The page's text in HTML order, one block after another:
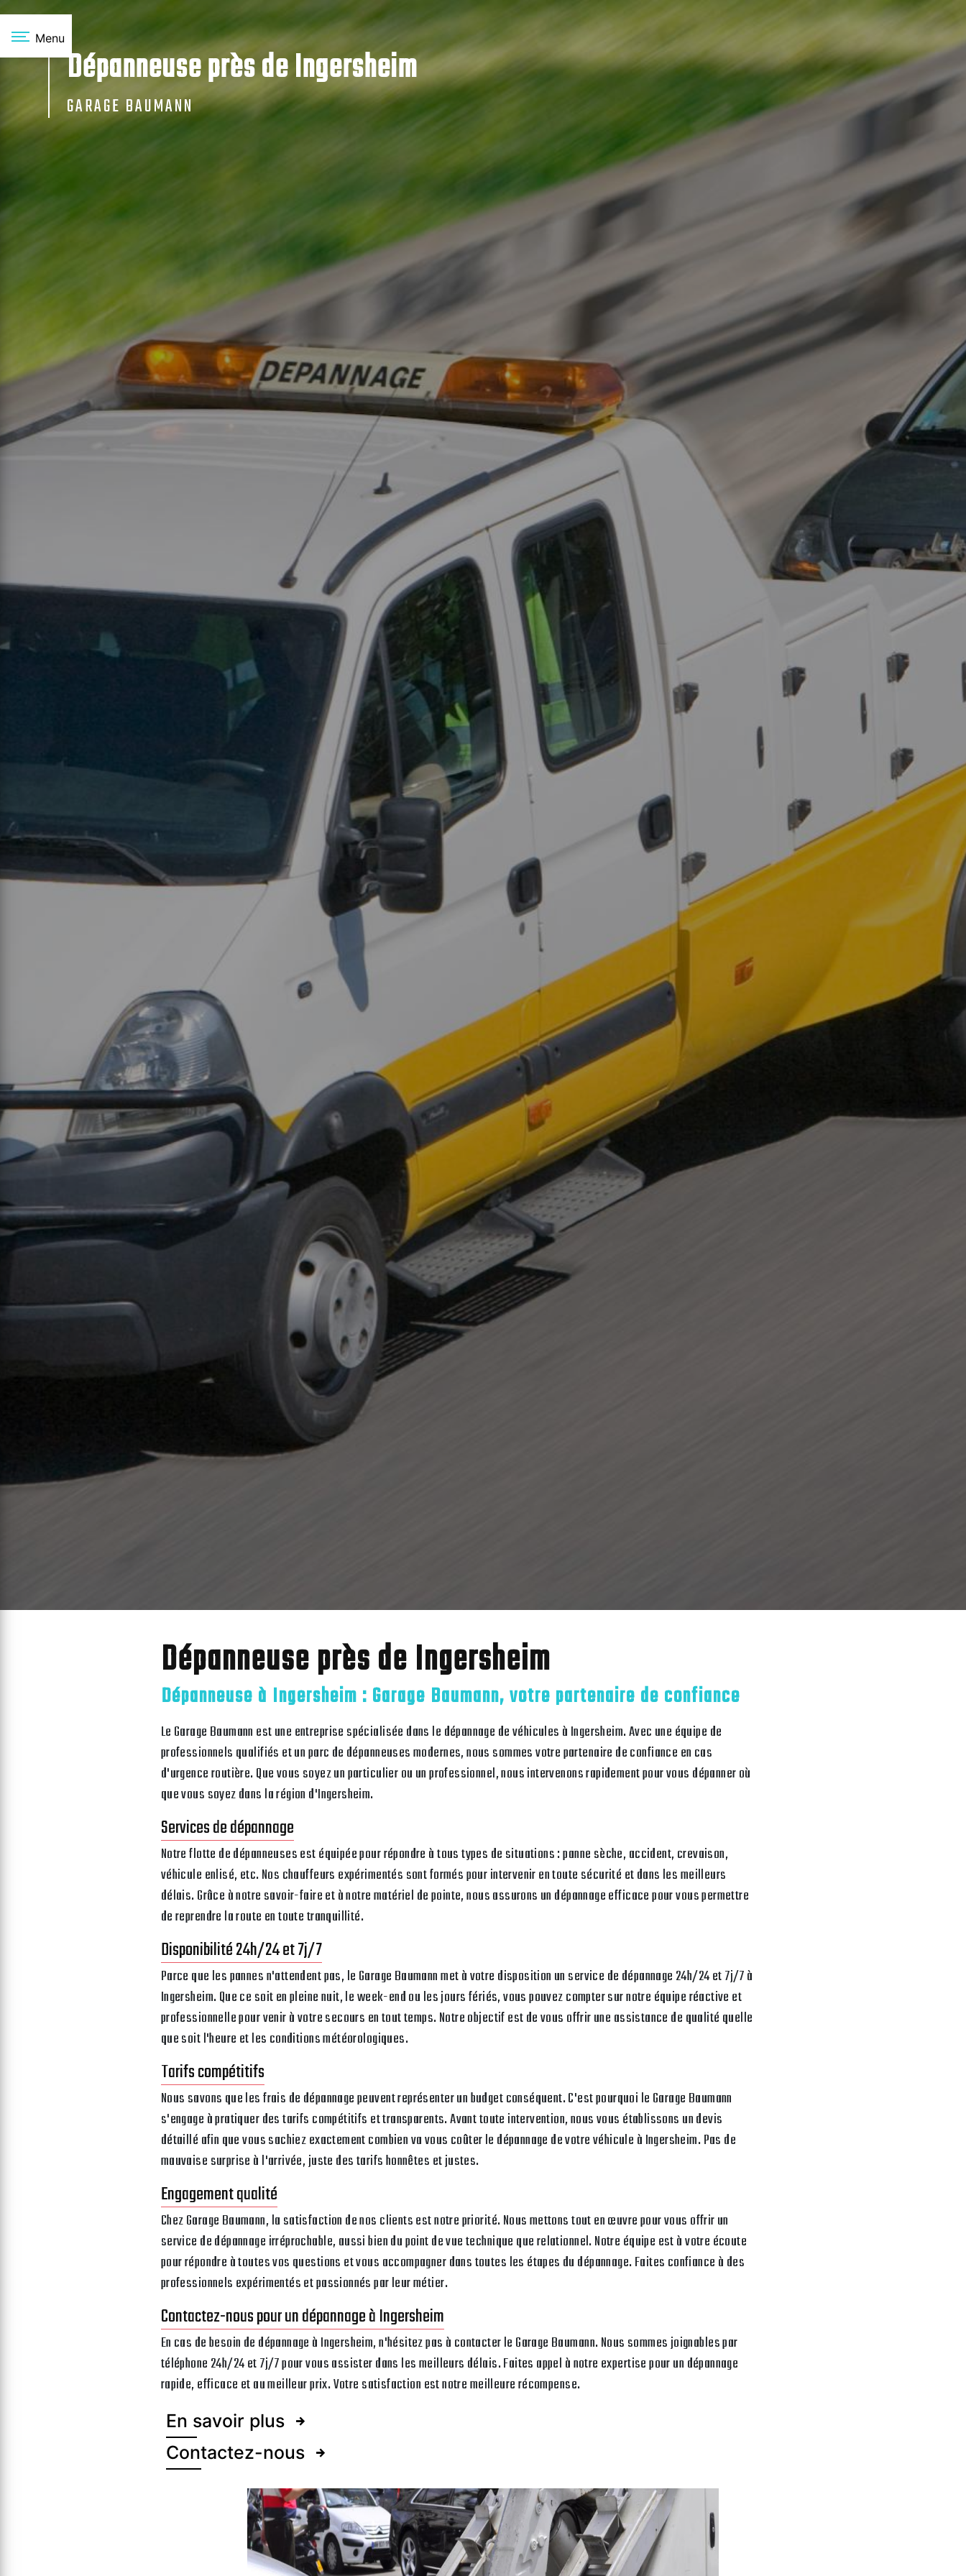
Menu
Dépanneuse près de Ingersheim
GARAGE BAUMANN
Dépanneuse près de Ingersheim
Dépanneuse à Ingersheim : Garage Baumann, votre partenaire de confiance
Le Garage Baumann est une entreprise spécialisée dans le dépannage de véhicules à Ingersheim. Avec une équipe de
professionnels qualifiés et un parc de dépanneuses modernes, nous sommes votre partenaire de confiance en cas
d'urgence routière. Que vous soyez un particulier ou un professionnel, nous intervenons rapidement pour vous dépanner où
que vous soyez dans la région d'Ingersheim.
Services de dépannage
Notre flotte de dépanneuses est équipée pour répondre à tous types de situations : panne sèche, accident, crevaison,
véhicule enlisé, etc. Nos chauffeurs expérimentés sont formés pour intervenir en toute sécurité et dans les meilleurs
délais. Grâce à notre savoir-faire et à notre matériel de pointe, nous assurons un dépannage efficace pour vous permettre
de reprendre la route en toute tranquillité.
Disponibilité 24h/24 et 7j/7
Parce que les pannes n'attendent pas, le Garage Baumann met à votre disposition un service de dépannage 24h/24 et 7j/7 à
Ingersheim. Que ce soit en pleine nuit, le week-end ou les jours fériés, vous pouvez compter sur notre équipe réactive et
professionnelle pour venir à votre secours en tout temps. Notre objectif est de vous offrir une assistance de qualité quelle
que soit l'heure et les conditions météorologiques.
Tarifs compétitifs
Nous savons que les frais de dépannage peuvent représenter un budget conséquent. C'est pourquoi le Garage Baumann
s'engage à pratiquer des tarifs compétitifs et transparents. Avant toute intervention, nous vous établissons un devis
détaillé afin que vous sachiez exactement combien va vous coûter le dépannage de votre véhicule à Ingersheim. Pas de
mauvaise surprise à l'arrivée, juste des tarifs honnêtes et justes.
Engagement qualité
Chez Garage Baumann, la satisfaction de nos clients est notre priorité. Nous mettons tout en œuvre pour vous offrir un
service de dépannage irréprochable, aussi bien du point de vue technique que relationnel. Notre équipe est à votre écoute
pour répondre à toutes vos questions et vous accompagner dans toutes les étapes du dépannage. Faites confiance à des
professionnels expérimentés et passionnés par leur métier.
Contactez-nous pour un dépannage à Ingersheim
En cas de besoin de dépannage à Ingersheim, n'hésitez pas à contacter le Garage Baumann. Nous sommes joignables par
téléphone 24h/24 et 7j/7 pour vous assister dans les meilleurs délais. Faites appel à notre expertise pour un dépannage
rapide, efficace et au meilleur prix. Votre satisfaction est notre meilleure récompense.
En savoir plus
Contactez-nous